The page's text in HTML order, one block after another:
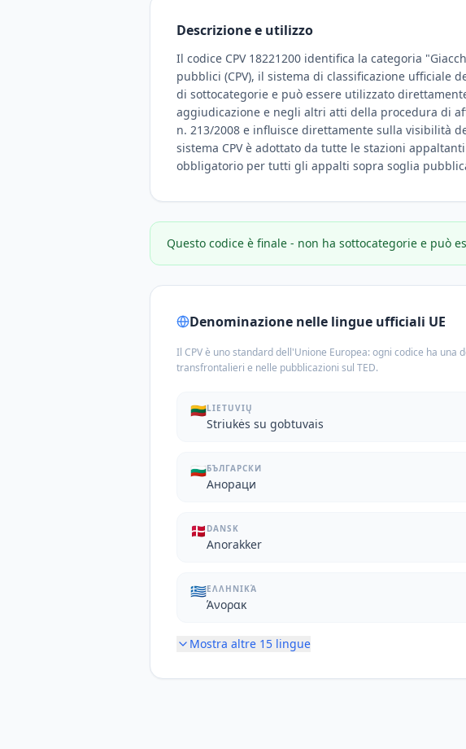
Descrizione e utilizzo
Il codice CPV 18221200 identifica la categoria
pubblici (CPV), il sistema di classificazione ufficiale
di sottocategorie e può essere utilizzato
aggiudicazione e negli altri atti della procedura di
n. 213/2008 e influisce direttamente sulla visibilità
sistema CPV è adottato da tutte le stazioni
obbligatorio per tutti gli appalti sopra soglia
Questo codice è finale - non ha sottocategorie e può
Denominazione nelle lingue ufficiali UE
Il CPV è uno standard dell'Unione Europea: ogni codice ha
transfrontalieri e nelle pubblicazioni sul TED.
🇱🇹LIETUVIŲ
Striukės su gobtuvais
🇧🇬БЪЛГАРСКИ
Анораци
🇩🇰 DANSK
Anorakker
🇬🇷ΕΛΛΗΝΙΚΆ
Άνορακ
Mostra altre 15 lingue